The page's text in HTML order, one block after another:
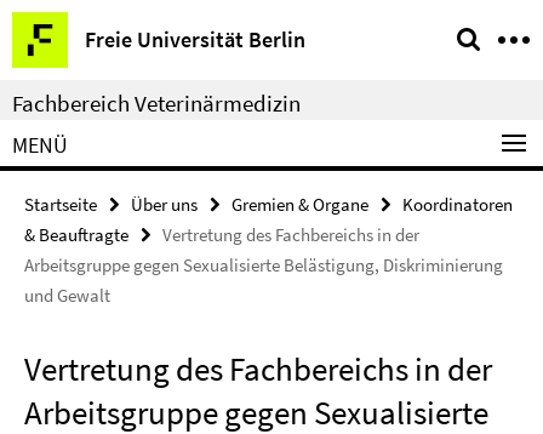
Springe
direkt
zu
Inhalt
Freie Universität Berlin
Service-
Navigation
Fachbereich Veterinärmedizin
MENÜ
Startseite Über uns Gremien & Organe
Koordinatoren
& Beauftragte
Vertretung des Fachbereichs in der
Arbeitsgruppe gegen Sexualisierte Belästigung, Diskriminierung
und Gewalt
Vertretung des Fachbereichs in der
Arbeitsgruppe gegen Sexualisierte